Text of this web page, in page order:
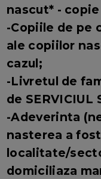
nascut* -
-Copiile de pe
ale copiilor
cazul;
-Livretul de
de SERVICIUL
-Adeverinta
nasterea a
localitate/
domiciliaza